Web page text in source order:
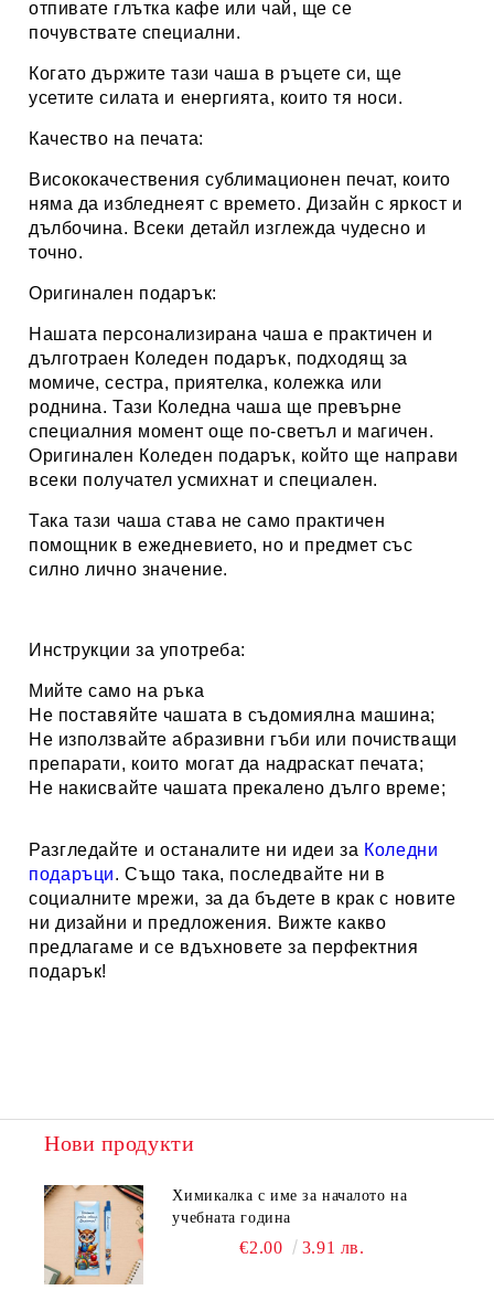
отпивате глътка кафе или чай, ще се
почувствате специални.
Когато държите тази чаша в ръцете си, ще
усетите силата и енергията, които тя носи.
Качество на печата:
Висококачествения сублимационен печат, които
няма да избледнеят с времето. Дизайн с яркост и
дълбочина. Всеки детайл изглежда чудесно и
точно.
Оригинален подарък:
Нашата персонализирана чаша е практичен и
дълготраен Коледен подарък, подходящ за
момиче, сестра, приятелка, колежка или
роднина. Тази Коледна чаша ще превърне
специалния момент още по-светъл и магичен.
Оригинален Коледен подарък, който ще направи
всеки получател усмихнат и специален.
Така тази чаша става не само практичен
помощник в ежедневието, но и предмет със
силно лично значение.
Инструкции за употреба:
Мийте само на ръка
Не поставяйте чашата в съдомиялна машина;
Не използвайте абразивни гъби или почистващи
препарати, които могат да надраскат печата;
Не накисвайте чашата прекалено дълго време;
Разгледайте и останалите ни идеи за Коледни
подаръци. Също така, последвайте ни в
социалните мрежи, за да бъдете в крак с новите
ни дизайни и предложения. Вижте какво
предлагаме и се вдъхновете за перфектния
подарък!
Нови продукти
Химикалка с име за началото на
учебната година
€2.00 3.91 лв.